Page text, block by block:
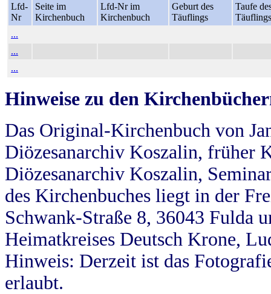
Lfd-
Nr
Seite im
Kirchenbuch
Lfd-Nr im
Kirchenbuch
Geburt des
Täuflings
Taufe
Täuflings
...
...
...
Hinweise zu den
Das Original-Kirchenbuch von
Diözesanarchiv Koszalin, früher
Diözesanarchiv Koszalin,
des Kirchenbuches liegt in der
Schwank-Straße 8, 36043 Fulda
Heimatkreises Deutsch Krone,
Hinweis: Derzeit ist das
erlaubt.